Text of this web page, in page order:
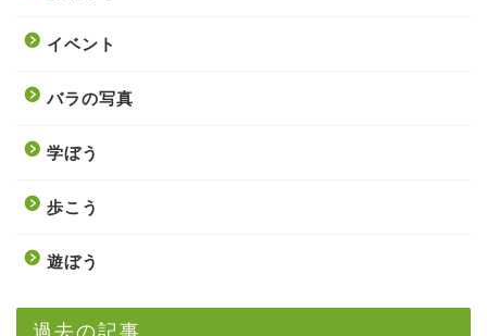
イベント
バラの写真
学ぼう
歩こう
遊ぼう
過去の記事